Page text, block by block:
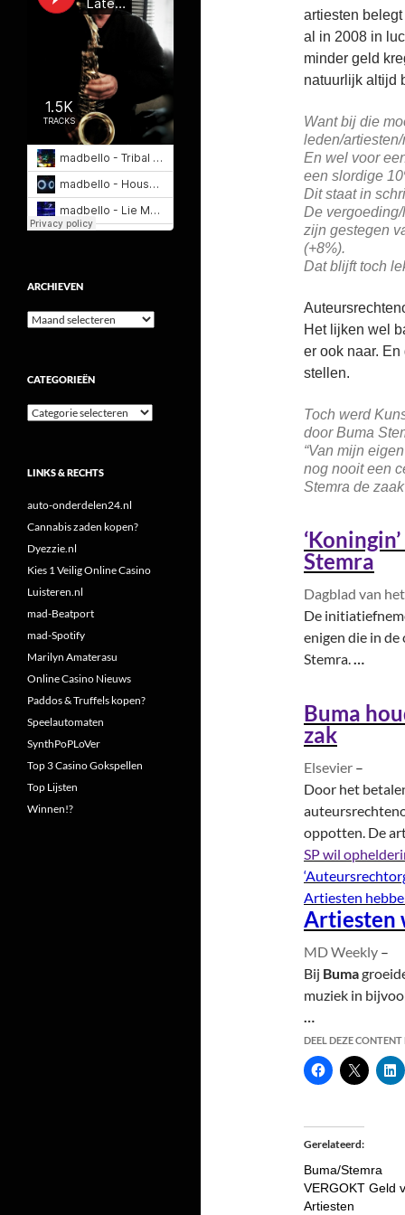
artiesten
al in 2008 in
minder geld
natuurlijk altijd
Want bij die
leden/
En wel voor
een slordige
Dit staat in
De
zijn gestegen
(+8%).
Dat blijft toch
Het lijken wel
er ook naar.
stellen.
Toch werd
door Buma
“Van mijn
nog nooit een
Stemra de
Stemra
Dagblad van
De
enigen die in
Stemra.…
Buma
zak
Elsevier –
Door het
oppotten. De
SP wil
Artiesten
Artiesten
MD Weekly –
Bij Buma
muziek in
…
DEEL DEZE
Gerelateerd
Buma/Stemra
VERGOKT Geld
Artiesten
ARCHIEVEN
Archieven
CATEGORIEËN
Categorieën
LINKS & RECHTS
auto-onderdelen24.nl
Cannabis zaden kopen?
Dyezzie.nl
Kies 1 Veilig Online Casino
Luisteren.nl
mad-Beatport
mad-Spotify
Marilyn Amaterasu
Online Casino Nieuws
Paddos & Truffels kopen?
Speelautomaten
SynthPoPLoVer
Top 3 Casino Gokspellen
Top Lijsten
Winnen!?